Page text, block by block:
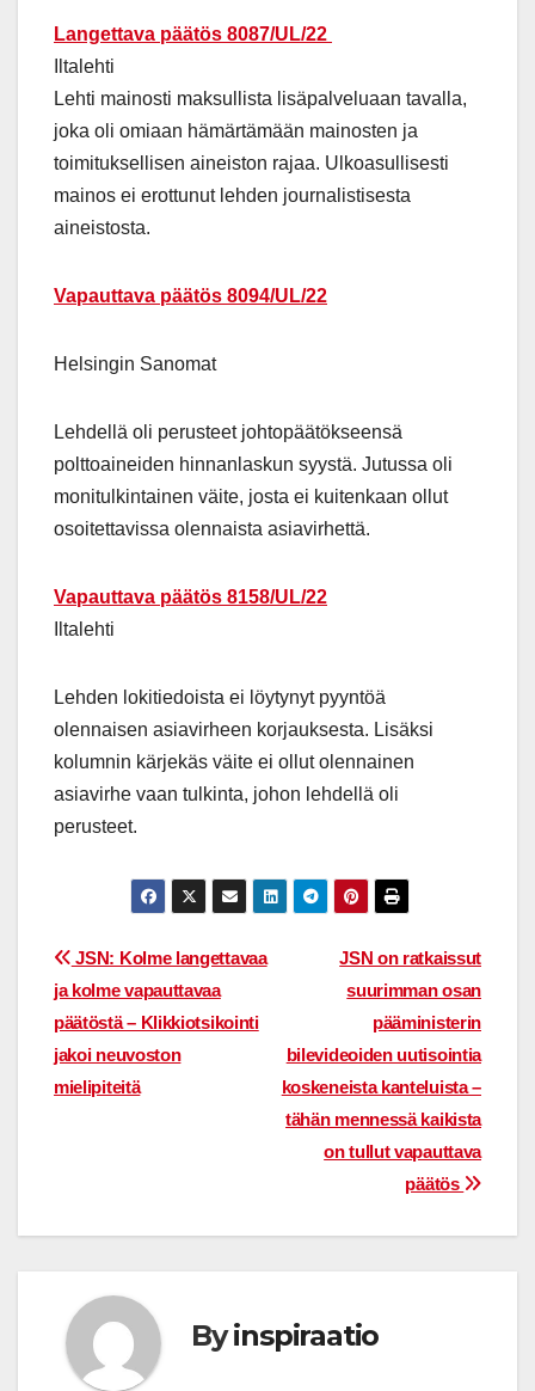
Langettava päätös 8087/UL/22
Iltalehti
Lehti mainosti maksullista lisäpalveluaan tavalla,
joka oli omiaan hämärtämään mainosten ja
toimituksellisen aineiston rajaa. Ulkoasullisesti
mainos ei erottunut lehden journalistisesta
aineistosta.
Vapauttava päätös 8094/UL/22
Helsingin Sanomat
Lehdellä oli perusteet johtopäätökseensä
polttoaineiden hinnanlaskun syystä. Jutussa oli
monitulkintainen väite, josta ei kuitenkaan ollut
osoitettavissa olennaista asiavirhettä.
Vapauttava päätös 8158/UL/22
Iltalehti
Lehden lokitiedoista ei löytynyt pyyntöä
olennaisen asiavirheen korjauksesta. Lisäksi
kolumnin kärjekäs väite ei ollut olennainen
asiavirhe vaan tulkinta, johon lehdellä oli
perusteet.
Post
navigation
JSN on ratkaissut
suurimman osan
pääministerin
bilevideoiden uutisointia
koskeneista kanteluista –
tähän mennessä kaikista
on tullut vapauttava
päätös
JSN: Kolme langettavaa
ja kolme vapauttavaa
päätöstä – Klikkiotsikointi
jakoi neuvoston
mielipiteitä
Byinspiraatio